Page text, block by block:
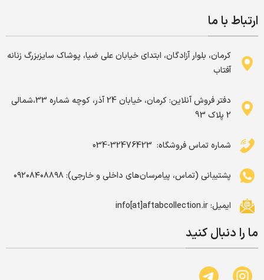
ارتباط با ما
کرمان، بلوار آزادگان، ابتدای خیابان علی ضیا، پوشاک سایزبزرگ زنانه
آفتاب
دفتر فروش آنلاین: کرمان، خیابان 24 آذر، کوچه شماره 33،شمالی
2 پلاک 93
شماره تماس فروشگاه: ‌ 32476423-034
پشتیبانی (تماس، پیامرسان‌های داخلی و خارجی): ۰۹۲۰۸۴۰۸۸۹۸
ایمیل: info[at]aftabcollection.ir
ما را دنبال کنید